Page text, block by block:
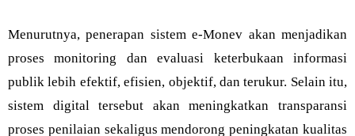
Menurutnya, penerapan sistem e-Monev akan menjadikan
proses monitoring dan evaluasi keterbukaan informasi
publik lebih efektif, efisien, objektif, dan terukur. Selain itu,
sistem digital tersebut akan meningkatkan transparansi
proses penilaian sekaligus mendorong peningkatan kualitas